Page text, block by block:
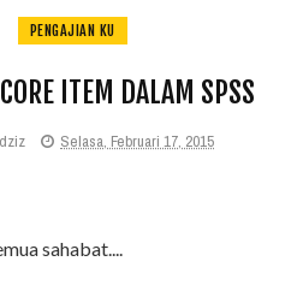
PENGAJIAN KU
ITEM DALAM SPSS
Selasa, Februari 17, 2015
sahabat....